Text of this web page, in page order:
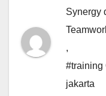
Synergy
,
#training
jakarta